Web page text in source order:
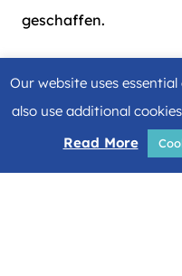
geschaffen.
bestehen aus etwa
bewohnt sind. Die
Our website uses
also use additional
Read More